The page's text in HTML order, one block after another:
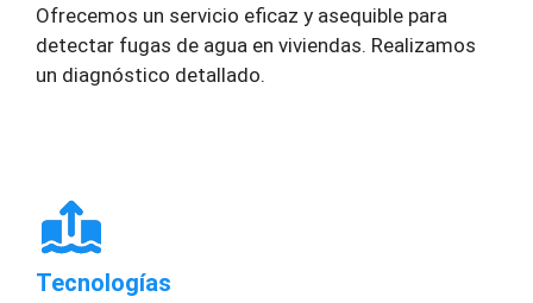
Ofrecemos un servicio eficaz y asequible para
detectar fugas de agua en viviendas. Realizamos
un diagnóstico detallado.
Tecnologías